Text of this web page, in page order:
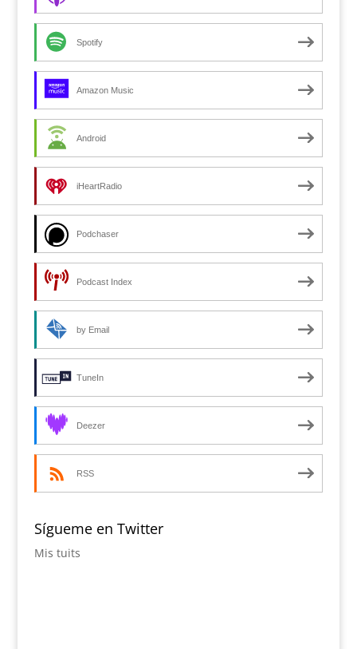
Spotify
Amazon Music
Android
iHeartRadio
Podchaser
Podcast Index
by Email
TuneIn
Deezer
RSS
Sígueme en Twitter
Mis tuits